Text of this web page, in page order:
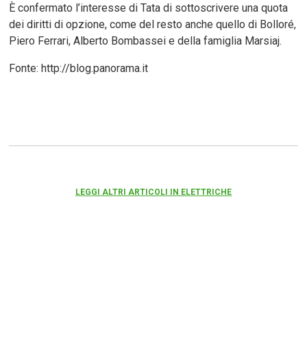
È confermato l’interesse di Tata di sottoscrivere una quota
dei diritti di opzione, come del resto anche quello di Bolloré,
Piero Ferrari, Alberto Bombassei e della famiglia Marsiaj.
Fonte: http://blog.panorama.it
LEGGI ALTRI ARTICOLI IN ELETTRICHE